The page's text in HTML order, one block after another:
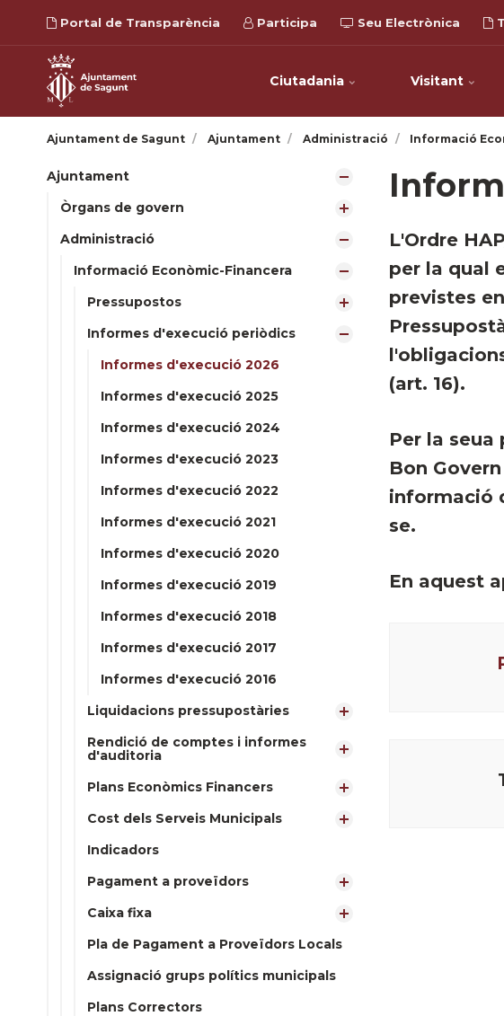
Portal de Transparència Participa Seu Electrònica
Ciutadania Visitant
Ajuntament de Sagunt Ajuntament Administració Informació
Ajuntament
Òrgans de govern
Administració
Informació Econòmic-Financera
Pressupostos
Informes d'execució periòdics
Informes d'execució 2026
Informes d'execució 2025
Informes d'execució 2024
Informes d'execució 2023
Informes d'execució 2022
Informes d'execució 2021
Informes d'execució 2020
Informes d'execució 2019
Informes d'execució 2018
Informes d'execució 2017
Informes d'execució 2016
Liquidacions pressupostàries
Rendició de comptes i informes
d'auditoria
Plans Econòmics Financers
Cost dels Serveis Municipals
Indicadors
Pagament a proveïdors
Caixa fixa
Pla de Pagament a Proveïdors Locals
Assignació grups polítics municipals
Plans Correctors
L'Ordre
per la qual
previstes
(art. 16).
Per la seua
Bon
informació
se.
En aquest